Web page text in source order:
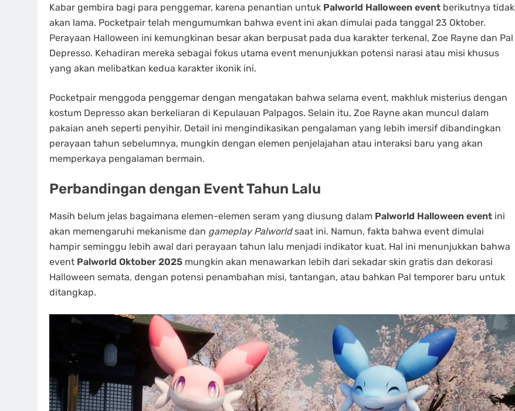
Kabar gembira bagi para penggemar, karena penantian untuk Palworld Halloween event berikutnya tidak
akan lama. Pocketpair telah mengumumkan bahwa event ini akan dimulai pada tanggal 23 Oktober.
Perayaan Halloween ini kemungkinan besar akan berpusat pada dua karakter terkenal, Zoe Rayne dan Pal
Depresso. Kehadiran mereka sebagai fokus utama event menunjukkan potensi narasi atau misi khusus
yang akan melibatkan kedua karakter ikonik ini.
Pocketpair menggoda penggemar dengan mengatakan bahwa selama event, makhluk misterius dengan
kostum Depresso akan berkeliaran di Kepulauan Palpagos. Selain itu, Zoe Rayne akan muncul dalam
pakaian aneh seperti penyihir. Detail ini mengindikasikan pengalaman yang lebih imersif dibandingkan
perayaan tahun sebelumnya, mungkin dengan elemen penjelajahan atau interaksi baru yang akan
memperkaya pengalaman bermain.
Perbandingan dengan Event Tahun Lalu
Masih belum jelas bagaimana elemen-elemen seram yang diusung dalam Palworld Halloween event ini
akan memengaruhi mekanisme dan gameplay Palworldsaat ini. Namun, fakta bahwa event dimulai
hampir seminggu lebih awal dari perayaan tahun lalu menjadi indikator kuat. Hal ini menunjukkan bahwa
event Palworld Oktober 2025 mungkin akan menawarkan lebih dari sekadar skin gratis dan dekorasi
Halloween semata, dengan potensi penambahan misi, tantangan, atau bahkan Pal temporer baru untuk
ditangkap.